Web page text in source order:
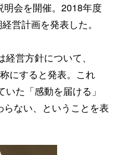
明会を開催。2018年度
営計画を発表した。
営方針について、
にすると発表。これ
た「感動を届ける」
ない、ということを表